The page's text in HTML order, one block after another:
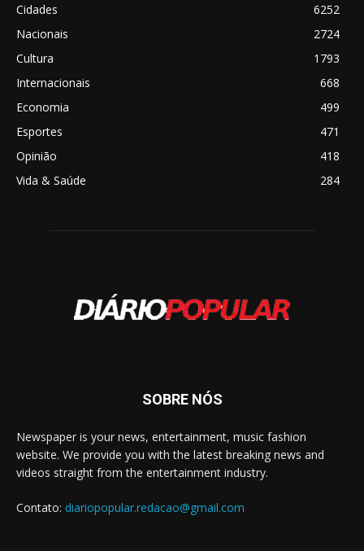
Cidades
6252
Nacionais
2724
Cultura
1793
Internacionais
668
Economia
499
Esportes
471
Opinião
418
Vida & Saúde
284
SOBRE NÓS
Newspaper is your news, entertainment, music fashion
website. We provide you with the latest breaking news and
videos straight from the entertainment industry.
Contato: diariopopular.redacao@gmail.com